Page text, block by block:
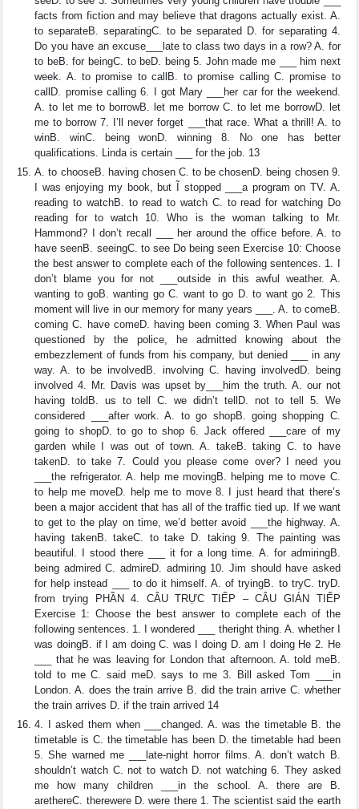
facts from fiction and may believe that dragons actually exist. A.
to separateB. separatingC. to be separated D. for separating 4.
Do you have an excuse___late to class two days in a row? A. for
to beB. for beingC. to beD. being 5. John made me ___ him next
week. A. to promise to callB. to promise calling C. promise to
callD. promise calling 6. I got Mary ___her car for the weekend.
A. to let me to borrowB. let me borrow C. to let me borrowD. let
me to borrow 7. I’ll never forget ___that race. What a thrill! A. to
winB. winC. being wonD. winning 8. No one has better
qualifications. Linda is certain ___ for the job. 13
A. to chooseB. having chosen C. to be chosenD. being chosen 9.
I was enjoying my book, but Ĩ stopped ___a program on TV. A.
reading to watchB. to read to watch C. to read for watching Do
reading for to watch 10. Who is the woman talking to Mr.
Hammond? I don’t recall ___ her around the office before. A. to
have seenB. seeingC. to see Do being seen Exercise 10: Choose
the best answer to complete each of the following sentences. 1. I
don’t blame you for not ___outside in this awful weather. A.
wanting to goB. wanting go C. want to go D. to want go 2. This
moment will live in our memory for many years ___. A. to comeB.
coming C. have comeD. having been coming 3. When Paul was
questioned by the police, he admitted knowing about the
embezzlement of funds from his company, but denied ___ in any
way. A. to be involvedB. involving C. having involvedD. being
involved 4. Mr. Davis was upset by___him the truth. A. our not
having toldB. us to tell C. we didn’t tellD. not to tell 5. We
considered ___after work. A. to go shopB. going shopping C.
going to shopD. to go to shop 6. Jack offered ___care of my
garden while I was out of town. A. takeB. taking C. to have
takenD. to take 7. Could you please come over? I need you
___the refrigerator. A. help me movingB. helping me to move C.
to help me moveD. help me to move 8. I just heard that there’s
been a major accident that has all of the traffic tied up. If we want
to get to the play on time, we’d better avoid ___the highway. A.
having takenB. takeC. to take D. taking 9. The painting was
beautiful. I stood there ___ it for a long time. A. for admiringB.
being admired C. admireD. admiring 10. Jim should have asked
for help instead ___ to do it himself. A. of tryingB. to tryC. tryD.
from trying PHẦN 4. CÂU TRỰC TIẾP – CÂU GIÁN TIẾP
Exercise 1: Choose the best answer to complete each of the
following sentences. 1. I wondered ___ theright thing. A. whether I
was doingB. if I am doing C. was I doing D. am I doing He 2. He
___ that he was leaving for London that afternoon. A. told meB.
told to me C. said meD. says to me 3. Bill asked Tom ___in
London. A. does the train arrive B. did the train arrive C. whether
the train arrives D. if the train arrived 14
4. I asked them when ___changed. A. was the timetable B. the
timetable is C. the timetable has been D. the timetable had been
5. She warned me ___late-night horror films. A. don’t watch B.
shouldn’t watch C. not to watch D. not watching 6. They asked
me how many children ___in the school. A. there are B.
arethereC. therewere D. were there 1. The scientist said the earth